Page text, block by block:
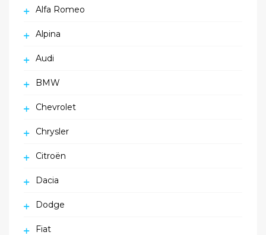
Alfa Romeo
Alpina
Audi
BMW
Chevrolet
Chrysler
Citroën
Dacia
Dodge
Fiat